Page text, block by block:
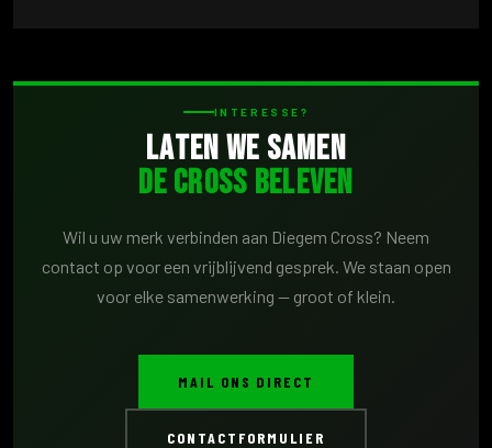
INTERESSE?
Laten we samen
de cross beleven
Wil u uw merk verbinden aan Diegem Cross? Neem
contact op voor een vrijblijvend gesprek. We staan open
voor elke samenwerking — groot of klein.
MAIL ONS DIRECT
CONTACTFORMULIER